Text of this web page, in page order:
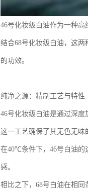
46号化妆级白油作为一种高
结合68号化妆级白油，这
的功效。
纯净之源：精制工艺与特性
46号化妆级白油是通过深度
这一工艺确保了其无色无味
在40℃条件下，46号白油的
感。
相比之下，68号白油在相同